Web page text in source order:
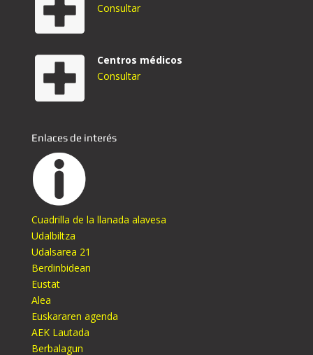
Consultar
Centros médicos
Consultar
Enlaces de interés
Cuadrilla de la llanada alavesa
Udalbiltza
Udalsarea 21
Berdinbidean
Eustat
Alea
Euskararen agenda
AEK Lautada
Berbalagun